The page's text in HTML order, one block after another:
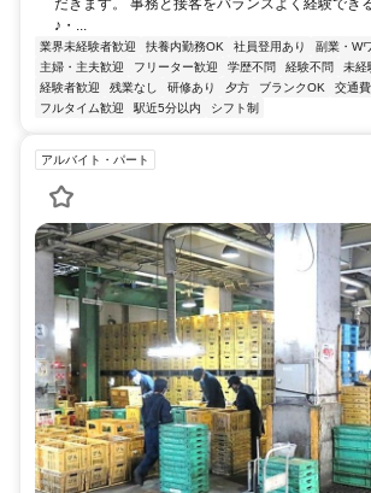
♪・...
業界未経験者歓迎 扶養内勤務OK 社員登用あり
副業・W
主婦・主夫歓迎
フリーター歓迎 学歴不問 経験不問 未経
経験者歓迎
残業なし 研修あり 夕方 ブランクOK 交通
フルタイム歓迎
駅近5分以内 シフト制
アルバイト・パート